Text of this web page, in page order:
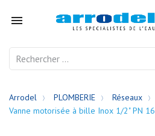

Arrodel PLOMBERIE Réseaux
Vanne motorisée à bille Inox 1/2" PN 16